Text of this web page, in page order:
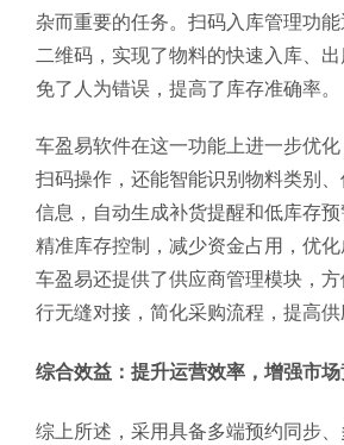
杂而重要的任务。扫码入库管理功
二维码，实现了物料的快速入库、
免了人为错误，提高了库存准确率。
车盈易软件在这一功能上进一步优
扫码操作，还能智能识别物料类别
信息，自动生成补货提醒和低库存
精准库存控制，减少资金占用，优化
车盈易还提供了供应商管理模块，
行无缝对接，简化采购流程，提高供
综合效益：提升运营效率，增强市场
综上所述，采用具备多端预约同步、